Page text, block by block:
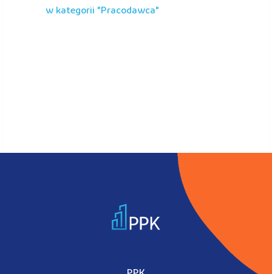
w kategorii "
pracodawca"